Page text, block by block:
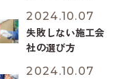
2024.10.07
失敗しない施工会
社の選び方
2024.10.07